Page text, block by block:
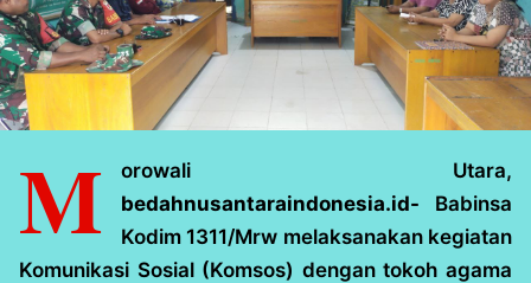
M
orowali Utara,
bedahnusantaraindonesia.id- Babinsa
Kodim 1311/Mrw melaksanakan kegiatan
Komunikasi Sosial (Komsos) dengan tokoh agama